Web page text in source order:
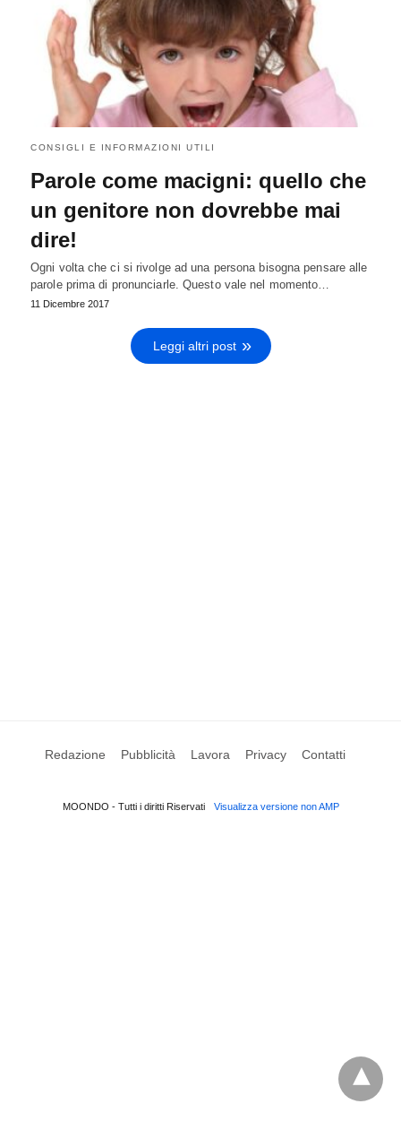
CONSIGLI E INFORMAZIONI UTILI
Parole come macigni: quello che
un genitore non dovrebbe mai
dire!
Ogni volta che ci si rivolge ad una persona bisogna pensare alle
parole prima di pronunciarle. Questo vale nel momento…
11 Dicembre 2017
Leggi altri post
Redazione Pubblicità Lavora Privacy Contatti
MOONDO - Tutti i diritti Riservati Visualizza versione non AMP